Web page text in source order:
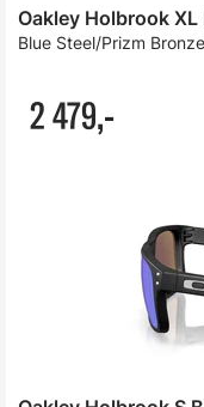
Oakley Holbrook
Blue Steel/Prizm
2 479,-